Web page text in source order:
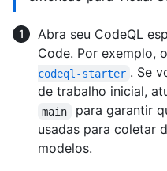
Abra seu CodeQL
Code. Por exemplo,
codeql-starter . Se
de trabalho inicial,
main
para garantir
usadas para coletar
modelos.